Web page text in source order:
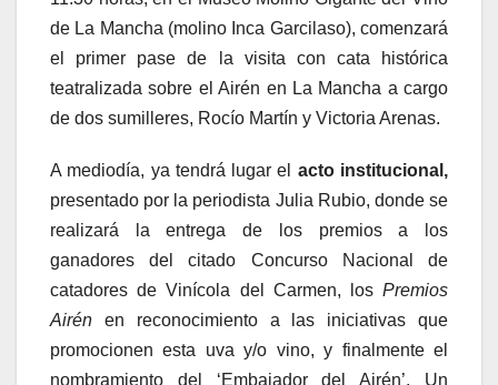
de La Mancha (molino Inca Garcilaso), comenzará
el primer pase de la visita con cata histórica
teatralizada sobre el Airén en La Mancha a cargo
de dos sumilleres, Rocío Martín y Victoria Arenas.
A mediodía, ya tendrá lugar el acto institucional,
presentado por la periodista Julia Rubio, donde se
realizará la entrega de los premios a los
ganadores del citado Concurso Nacional de
catadores de Vinícola del Carmen, los Premios
Airén en reconocimiento a las iniciativas que
promocionen esta uva y/o vino, y finalmente el
nombramiento del ‘Embajador del Airén’. Un